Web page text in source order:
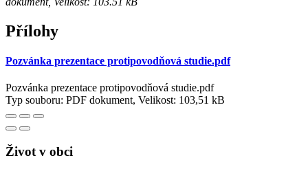
Přílohy
Pozvánka prezentace protipovodňová studie.pdf
Pozvánka prezentace protipovodňová studie.pdf
Typ souboru: PDF dokument, Velikost: 103,51 kB
Život v obci